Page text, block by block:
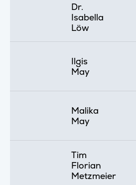
Dr.
Isabella
Löw
Ilgis
May
Malika
May
Tim
Florian
Metzmeier